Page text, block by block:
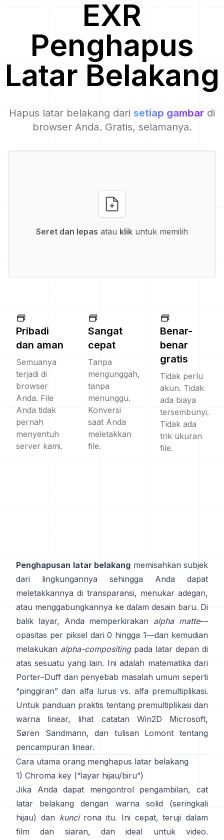
EXR
Penghapus
Latar Belakang
Hapus latar belakang dari setiap gambar di
browser Anda. Gratis, selamanya.
Seret dan lepas atau klik untuk memilih
Pribadi
dan aman
Semuanya
terjadi di
browser
Anda. File
Anda tidak
pernah
menyentuh
server kami.
Sangat
cepat
Tanpa
mengunggah,
tanpa
menunggu.
Konversi
saat Anda
meletakkan
file.
Benar-
benar
gratis
Tidak perlu
akun. Tidak
ada biaya
tersembunyi.
Tidak ada
trik ukuran
file.
Penghapusan latar belakang memisahkan subjek
dari lingkungannya sehingga Anda dapat
meletakkannya di transparansi, menukar adegan,
atau menggabungkannya ke dalam desain baru. Di
balik layar, Anda memperkirakan alpha matte—
opasitas per piksel dari 0 hingga 1—dan kemudian
melakukan alpha-compositingpada latar depan di
atas sesuatu yang lain. Ini adalah matematika dari
Porter–Duff dan penyebab masalah umum seperti
“pinggiran” dan alfa lurus vs. alfa premultiplikasi.
Untuk panduan praktis tentang premultiplikasi dan
warna linear, lihat
catatan Win2D Microsoft,
Søren Sandmann, dan
tulisan Lomont tentang
pencampuran linear.
Cara utama orang menghapus latar belakang
1) Chroma key (“layar hijau/biru”)
Jika Anda dapat mengontrol pengambilan, cat
latar belakang dengan warna solid (seringkali
hijau) dan kuncirona itu. Ini cepat, teruji dalam
film dan siaran, dan ideal untuk video.